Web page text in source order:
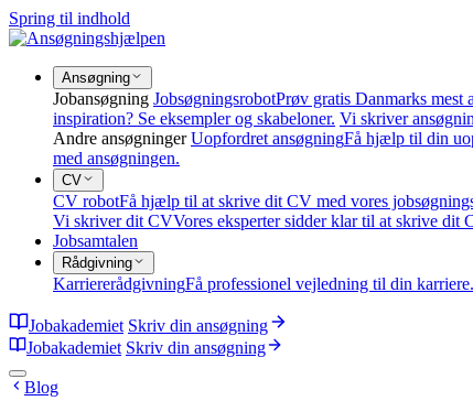
Spring til indhold
Ansøgning
Jobansøgning JobsøgningsrobotPrøv gratis Danmarks mest
inspiration? Se eksempler og skabeloner. Vi skriver
Andre ansøgninger Uopfordret ansøgningFå hjælp til din
med ansøgningen.
CV
CV robotFå hjælp til at skrive dit CV med vores
Vi skriver dit CVVores eksperter sidder klar til at skrive dit
Jobsamtalen
Rådgivning
KarriererådgivningFå professionel vejledning til din karriere.
Jobakademiet Skriv din ansøgning
Jobakademiet Skriv din ansøgning
Blog